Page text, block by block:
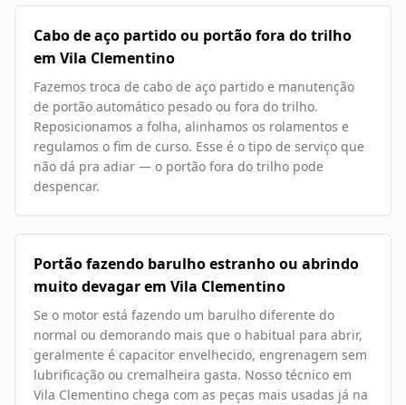
Cabo de aço partido ou portão fora do trilho
em Vila Clementino
Fazemos troca de cabo de aço partido e manutenção
de portão automático pesado ou fora do trilho.
Reposicionamos a folha, alinhamos os rolamentos e
regulamos o fim de curso. Esse é o tipo de serviço que
não dá pra adiar — o portão fora do trilho pode
despencar.
Portão fazendo barulho estranho ou abrindo
muito devagar em Vila Clementino
Se o motor está fazendo um barulho diferente do
normal ou demorando mais que o habitual para abrir,
geralmente é capacitor envelhecido, engrenagem sem
lubrificação ou cremalheira gasta. Nosso técnico em
Vila Clementino chega com as peças mais usadas já na